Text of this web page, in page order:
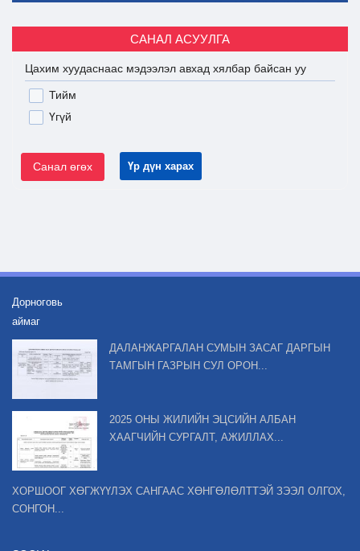
САНАЛ АСУУЛГА
Цахим хуудаснаас мэдээлэл авхад хялбар байсан уу
Тийм
Үгүй
Санал өгөх Үр дүн харах
Дорноговь
аймаг
ДАЛАНЖАРГАЛАН СУМЫН ЗАСАГ ДАРГЫН
ТАМГЫН ГАЗРЫН СУЛ ОРОН...
2025 ОНЫ ЖИЛИЙН ЭЦСИЙН АЛБАН
ХААГЧИЙН СУРГАЛТ, АЖИЛЛАХ...
ХОРШООГ ХӨГЖҮҮЛЭХ САНГААС ХӨНГӨЛӨЛТТЭЙ ЗЭЭЛ ОЛГОХ,
СОНГОН...